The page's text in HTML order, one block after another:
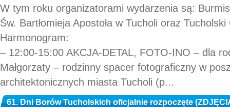
W tym roku organizatorami wydarzenia są:
Św. Bartłomieja Apostoła w Tucholi oraz
Harmonogram:
– 12:00-15:00 AKCJA-DETAL, FOTO-INO – dla
Małgorzaty – rodzinny spacer fotograficzny w
architektonicznych miasta Tucholi (p...
61. Dni Borów Tucholskich oficjalnie rozpoczęte